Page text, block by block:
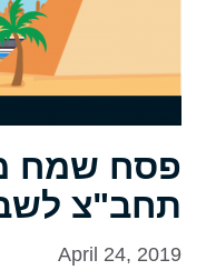
תחב"צ
April 24, 2019